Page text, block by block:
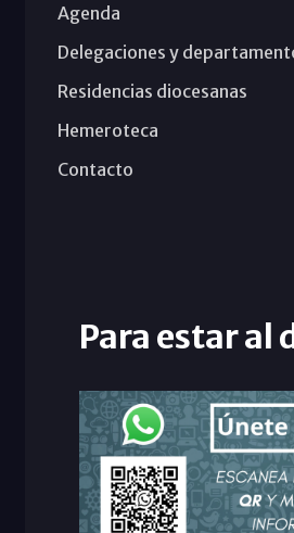
Agenda
Delegaciones y
Residencias diocesanas
Hemeroteca
Contacto
Para estar al